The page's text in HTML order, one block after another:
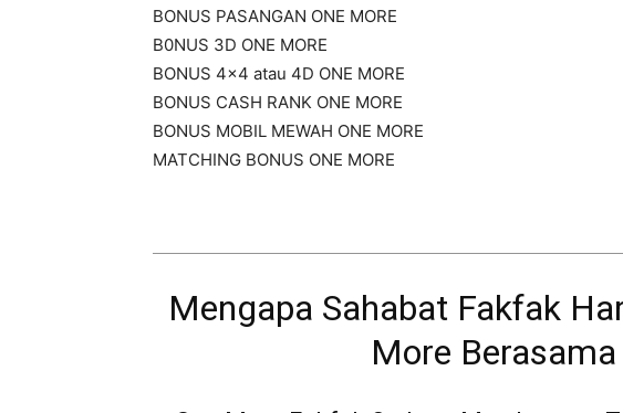
BONUS PASANGAN ONE MORE
B0NUS 3D ONE MORE
BONUS 4×4 atau 4D ONE MORE
BONUS CASH RANK ONE MORE
BONUS MOBIL MEWAH ONE MORE
MATCHING BONUS ONE MORE
Mengapa Sahabat Fakfak
More